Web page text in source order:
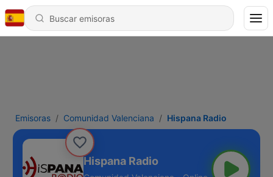
Emisoras Comunidad Valenciana Hispana Radio
Hispana Radio